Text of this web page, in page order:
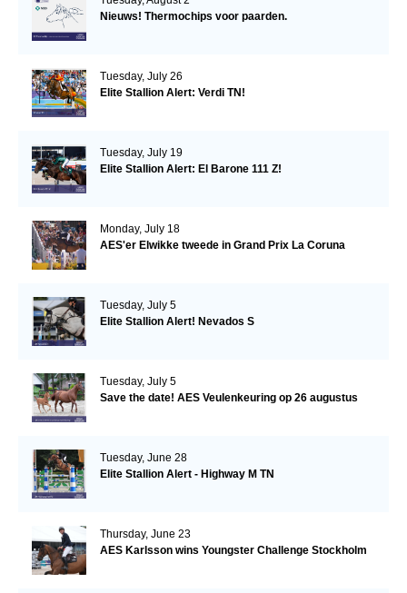
Nieuws! Thermochips voor paarden.
Tuesday, July 26
Elite Stallion Alert: Verdi TN!
Tuesday, July 19
Elite Stallion Alert: El Barone 111 Z!
Monday, July 18
AES'er Elwikke tweede in Grand Prix La Coruna
Tuesday, July 5
Elite Stallion Alert! Nevados S
Tuesday, July 5
Save the date! AES Veulenkeuring op 26 augustus
Tuesday, June 28
Elite Stallion Alert - Highway M TN
Thursday, June 23
AES Karlsson wins Youngster Challenge Stockholm